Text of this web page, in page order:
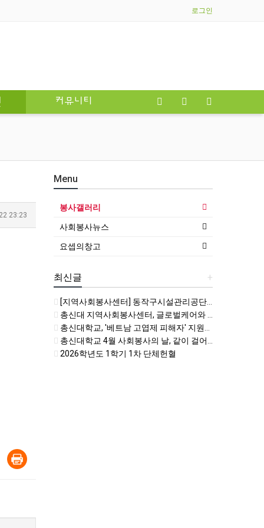
로그인
커뮤니티
23:23
Menu
봉사갤러리
사회봉사뉴스
요셉의창고
+
최신글
[지역사회봉사센터] 동작구시설관리공단 비치코밍 봉사활동 자원봉사자 모집
총신대 지역사회봉사센터, 글로벌케어와 지역사회봉사 및 국제개발협력 활성화를 위한 업무협약
총신대학교, '베트남 고엽제 피해자' 지원을 위한 6월 사회봉사의 날 운영
총신대학교 4월 사회봉사의 날, 같이 걸어요 키링처럼
2026학년도 1학기 1차 단체헌혈